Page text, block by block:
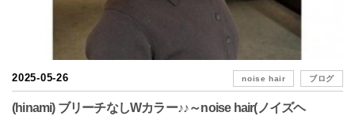
2025-05-26 noise hair ブログ
(hinami) ブリーチなしWカラー♪♪～noise hair(ノイズヘ